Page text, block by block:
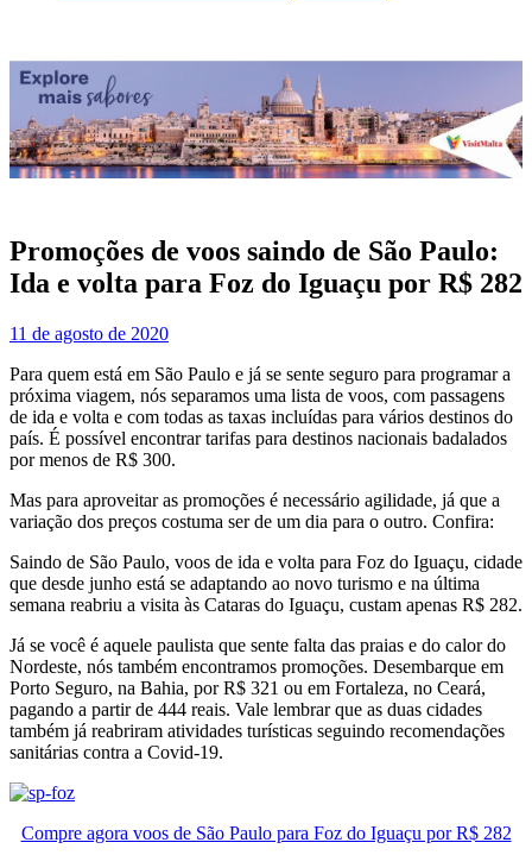
Promoções de voos saindo de São Paulo:
Ida e volta para Foz do Iguaçu por R$ 282
11 de agosto de 2020
Para quem está em São Paulo e já se sente seguro para programar a
próxima viagem, nós separamos uma lista de voos, com passagens
de ida e volta e com todas as taxas incluídas para vários destinos do
país. É possível encontrar tarifas para destinos nacionais badalados
por menos de R$ 300.
Mas para aproveitar as promoções é necessário agilidade, já que a
variação dos preços costuma ser de um dia para o outro. Confira:
Saindo de São Paulo, voos de ida e volta para Foz do Iguaçu, cidade
que desde junho está se adaptando ao novo turismo e na última
semana reabriu a visita às Cataras do Iguaçu, custam apenas R$ 282.
Já se você é aquele paulista que sente falta das praias e do calor do
Nordeste, nós também encontramos promoções. Desembarque em
Porto Seguro, na Bahia, por R$ 321 ou em Fortaleza, no Ceará,
pagando a partir de 444 reais. Vale lembrar que as duas cidades
também já reabriram atividades turísticas seguindo recomendações
sanitárias contra a Covid-19.
Compre agora voos de São Paulo para Foz do Iguaçu por R$ 282